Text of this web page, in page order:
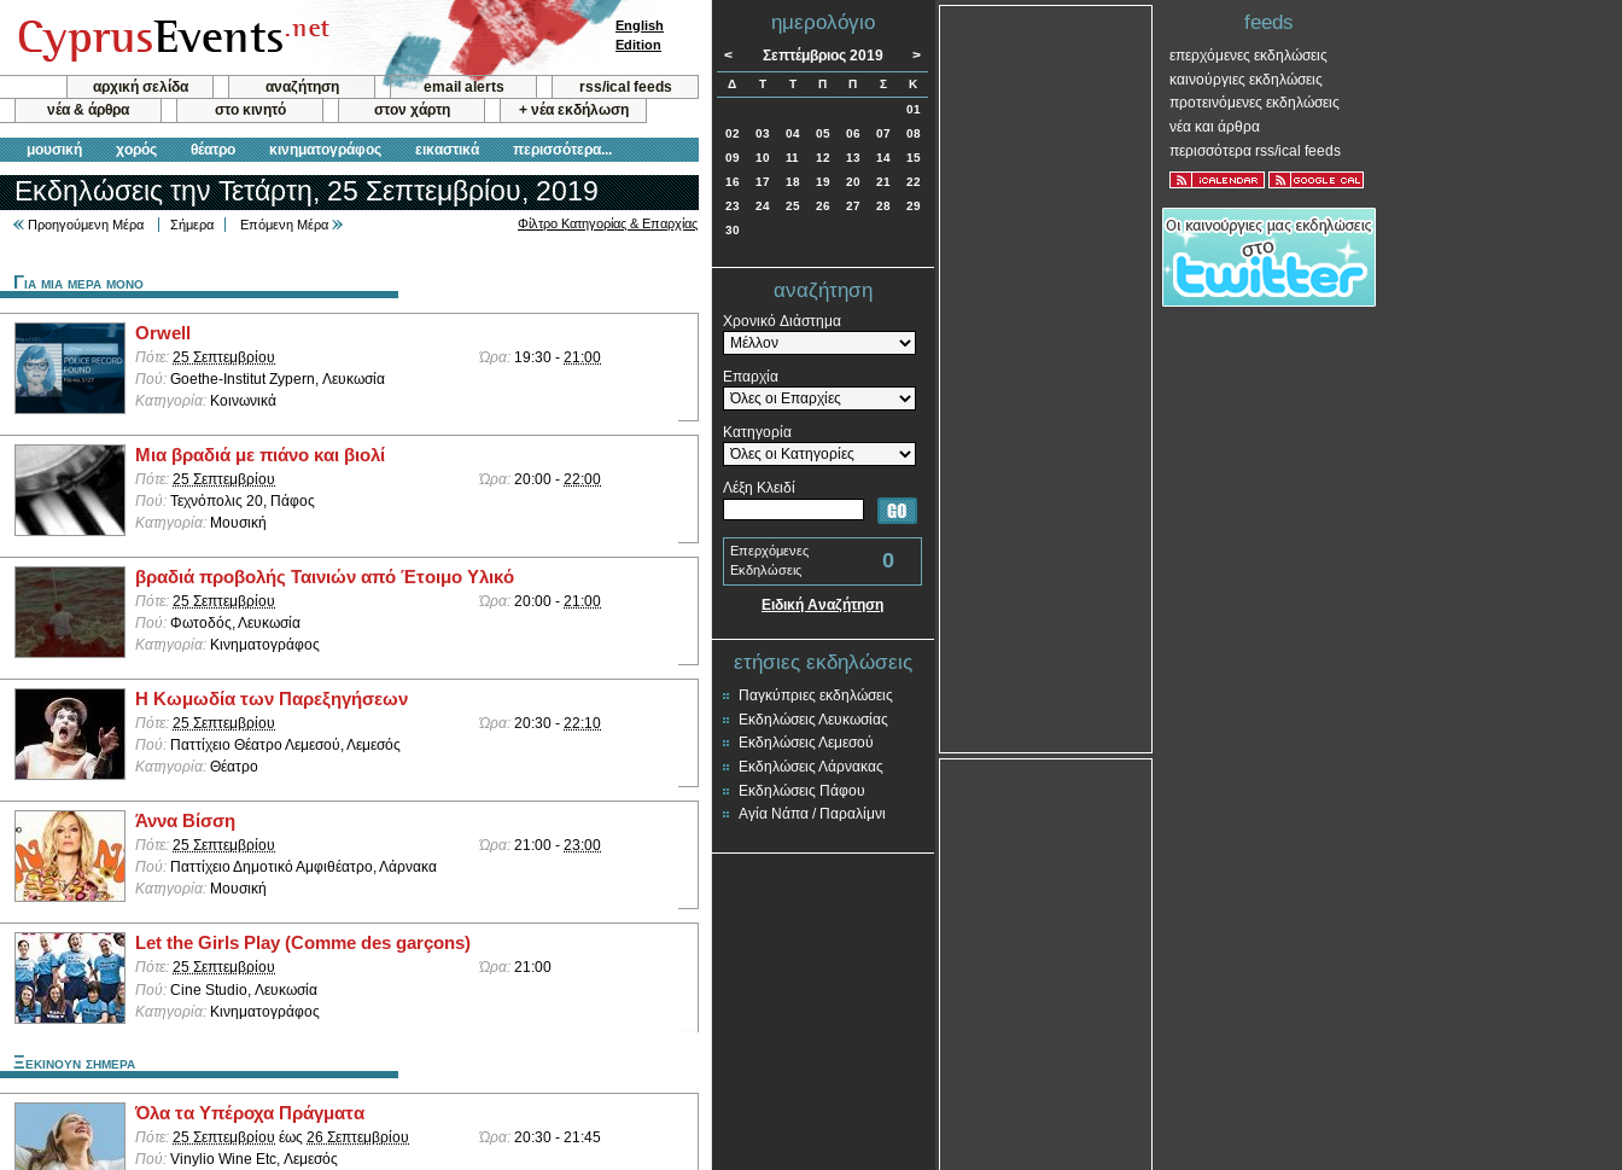
αρχική σελίδα αναζήτηση email alerts
rss/ical feeds
νέα & άρθρα
στο κινητό στον χάρτη + νέα εκδήλωση
μουσική χορός θέατρο κινηματογράφος εικαστικά περισσότερα...
English
Edition
Εκδηλώσεις την Τετάρτη, 25 Σεπτεμβρίου, 2019
Προηγούμενη Μέρα Σήμερα Επόμενη Μέρα Φίλτρο Κατηγορίας & Επαρχίας
Για μια μερα μονο
Orwell
Πότε: 25 Σεπτεμβρίου Ώρα: 19:30 - 21:00
Πού: Goethe-Institut Zypern, Λευκωσία
Κατηγορία: Κοινωνικά
Μια βραδιά με πιάνο και βιολί
Πότε: 25 Σεπτεμβρίου Ώρα: 20:00 - 22:00
Πού: Τεχνόπολις 20, Πάφος
Κατηγορία: Μουσική
βραδιά προβολής Ταινιών από Έτοιμο Υλικό
Πότε: 25 Σεπτεμβρίου Ώρα: 20:00 - 21:00
Πού: Φωτοδός, Λευκωσία
Κατηγορία: Κινηματογράφος
Η Κωμωδία των Παρεξηγήσεων
Πότε: 25 Σεπτεμβρίου Ώρα: 20:30 - 22:10
Πού: Παττίχειο Θέατρο Λεμεσού, Λεμεσός
Κατηγορία: Θέατρο
Άννα Βίσση
Πότε: 25 Σεπτεμβρίου Ώρα: 21:00 - 23:00
Πού: Παττίχειο Δημοτικό Αμφιθέατρο, Λάρνακα
Κατηγορία: Μουσική
Let the Girls Play (Comme des garçons)
Πότε: 25 Σεπτεμβρίου Ώρα: 21:00
Πού: Cine Studio, Λευκωσία
Κατηγορία: Κινηματογράφος
Ξεκινουν σημερα
Όλα τα Υπέροχα Πράγματα
Πότε: 25 Σεπτεμβρίου έως 26 Σεπτεμβρίου Ώρα: 20:30 - 21:45
Πού: Vinylio Wine Etc, Λεμεσός
ημερολόγιο
< Σεπτέμβριος 2019 >
Δ Τ Τ Π Π Σ
Κ
01
02
03 04 05 06 07
08
09
10 11 12 13 14
15
16
17 18 19 20 21
22
23
24 25 26 27 28
29
30
αναζήτηση
Χρονικό Διάστημα
Επαρχία
Κατηγορία
Λέξη Κλειδί
Επερχόμενες
Εκδηλώσεις
0
Ειδική Αναζήτηση
ετήσιες εκδηλώσεις
Παγκύπριες εκδηλώσεις
Εκδηλώσεις Λευκωσίας
Εκδηλώσεις Λεμεσού
Εκδηλώσεις Λάρνακας
Εκδηλώσεις Πάφου
Αγία Νάπα / Παραλίμνι
feeds
επερχόμενες εκδηλώσεις
καινούργιες εκδηλώσεις
προτεινόμενες εκδηλώσεις
νέα και άρθρα
περισσότερα rss/ical feeds